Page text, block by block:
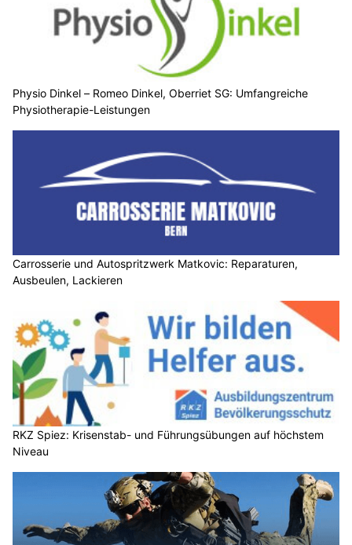
Physio Dinkel – Romeo Dinkel, Oberriet SG: Umfangreiche
Physiotherapie-Leistungen
Carrosserie und Autospritzwerk Matkovic: Reparaturen,
Ausbeulen, Lackieren
RKZ Spiez: Krisenstab- und Führungsübungen auf höchstem
Niveau